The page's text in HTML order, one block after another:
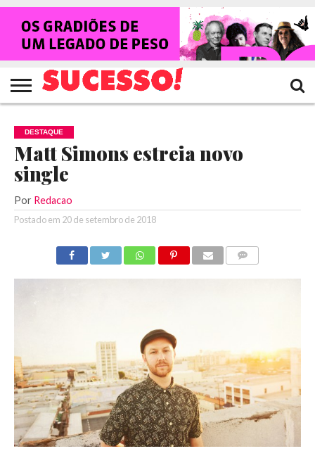
HOME
NOTÍCIAS
SHOWS
ENTREVISTAS
CLIQUES
RANKING
CROWLEY
TV
SUCESSO!
REVISTA
SUCESSO!
DESTAQUE
Matt Simons estreia novo
single
Por Redacao
Postado em 20 de setembro de 2018